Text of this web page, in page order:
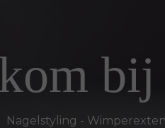
Nagelstyling -